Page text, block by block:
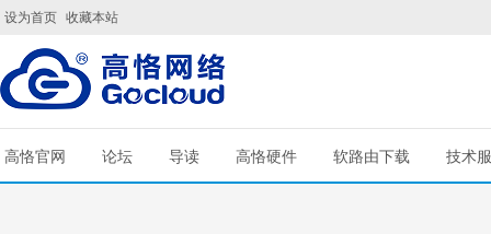
设为首页 收藏本站
高恪官网 论坛 导读 高恪硬件 软路由下载 技术